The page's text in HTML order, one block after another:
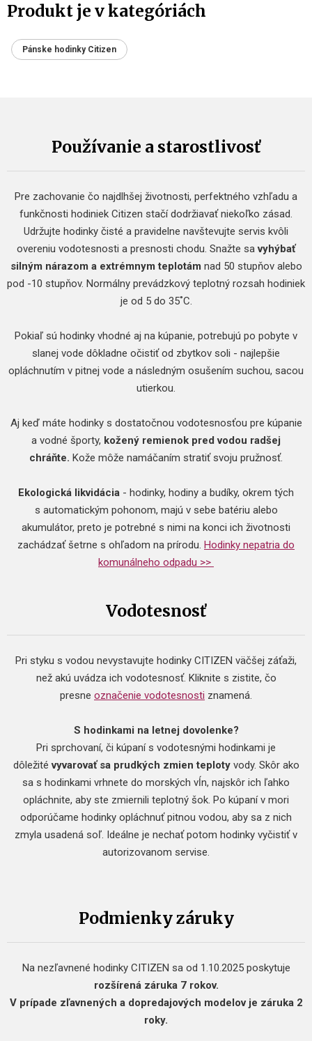
Produkt je v kategóriách
Pánske hodinky Citizen
Používanie a starostlivosť
Pre zachovanie čo najdlhšej životnosti, perfektného vzhľadu a
funkčnosti hodiniek Citizen stačí dodržiavať niekoľko zásad.
Udržujte hodinky čisté a pravidelne navštevujte servis kvôli
overeniu vodotesnosti a presnosti chodu. Snažte savyhýbať
silným nárazom a extrémnym teplotám nad 50 stupňov alebo
pod -10 stupňov. Normálny prevádzkový teplotný rozsah hodiniek
je od 5 do 35˚C.
Pokiaľ sú hodinky vhodné aj na kúpanie, potrebujú po pobyte v
slanej vode dôkladne očistiť od zbytkov soli - najlepšie
opláchnutím v pitnej vode a následným osušením suchou, sacou
utierkou.
Aj keď máte hodinky s dostatočnou vodotesnosťou pre kúpanie
a vodné športy, kožený remienok pred vodou radšej
chráňte. Kože môže namáčaním stratiť svoju pružnosť.
Ekologická likvidácia - hodinky, hodiny a budíky, okrem tých
s automatickým pohonom, majú v sebe batériu alebo
akumulátor, preto je potrebné s nimi na konci ich životnosti
zachádzať šetrne s ohľadom na prírodu. Hodinky nepatria do
komunálneho odpadu >>
Vodotesnosť
Pri styku s vodou nevystavujte hodinky CITIZEN väčšej záťaži,
než akú uvádza ich vodotesnosť. Kliknite s zistite, čo
presne označenie vodotesnosti znamená.
S hodinkami na letnej dovolenke?
Pri sprchovaní, či kúpaní s vodotesnými hodinkami je
dôležitévyvarovať sa prudkých zmien teploty vody. Skôr ako
sa s hodinkami vrhnete do morských vĺn, najskôr ich ľahko
opláchnite, aby ste zmiernili teplotný šok. Po kúpaní v mori
odporúčame hodinky opláchnuť pitnou vodou, aby sa z nich
zmyla usadená soľ. Ideálne je nechať potom hodinky vyčistiť v
autorizovanom servise.
Podmienky záruky
Na nezľavnené hodinky CITIZEN sa od 1.10.2025 poskytuje
rozšírená záruka 7 rokov.
V prípade zľavnených a dopredajových modelov je záruka 2
roky.